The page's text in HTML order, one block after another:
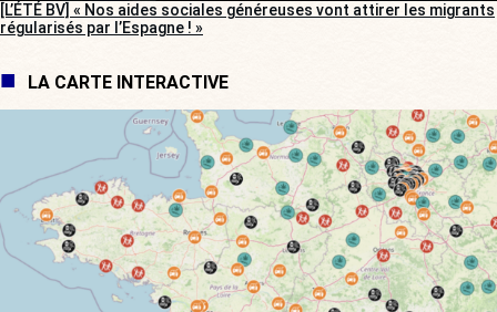
[L’ÉTÉ BV] « Nos aides sociales généreuses vont attirer les migrants
régularisés par l’Espagne ! »
LA CARTE INTERACTIVE